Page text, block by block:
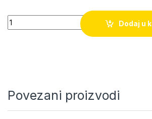
Quantity
Dodaj u
Povezani proizvodi